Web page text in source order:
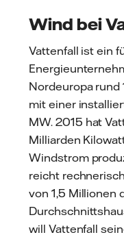
Wind bei
Vattenfall ist ein
Nordeuropa rund
mit einer
MW. 2015 hat
Milliarden
Windstrom
reicht
von 1,5 Millionen
will Vattenfall